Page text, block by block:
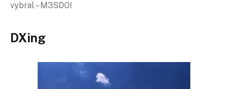
vybral – M3SDO!
DXing